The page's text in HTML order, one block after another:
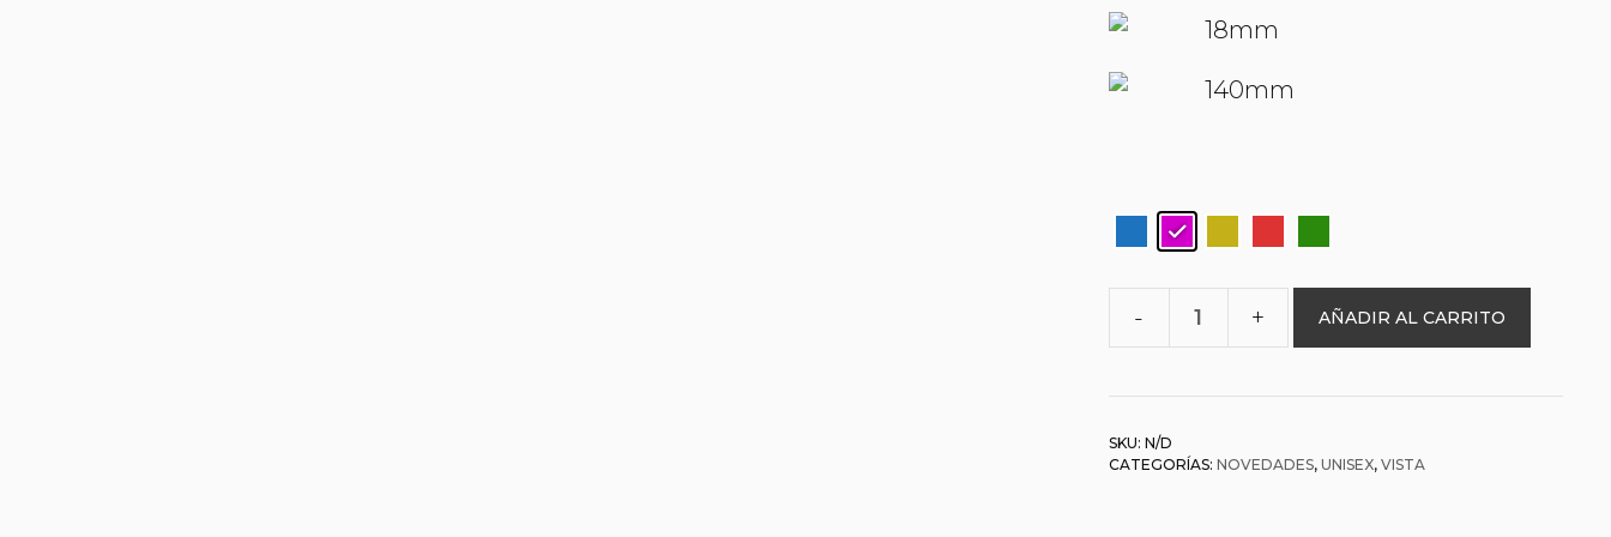
18mm
140mm
ASPASIA
cantidad
AÑADIR AL CARRITO
SKU: N/D
CATEGORÍAS: NOVEDADES, UNISEX, VISTA